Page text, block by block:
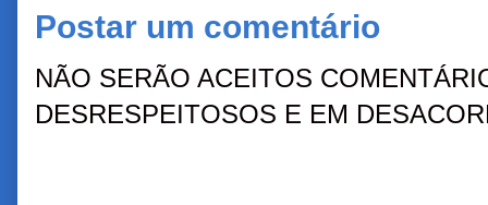
Postar um comentário
NÃO SERÃO ACEITOS
DESRESPEITOSOS E EM